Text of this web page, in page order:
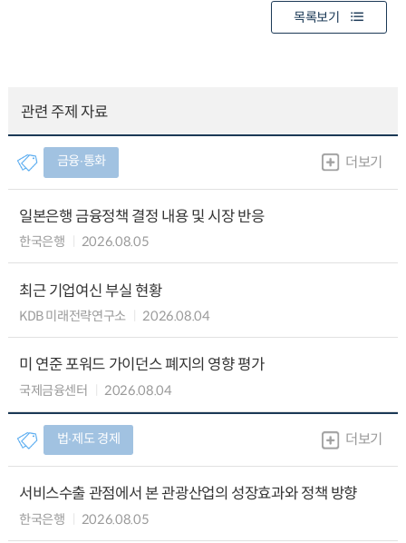
목록보기
관련 주제 자료
금융∙통화 더보기
일본은행 금융정책 결정 내용 및 시장 반응
한국은행 2026.08.05
최근 기업여신 부실 현황
KDB 미래전략연구소 2026.08.04
미 연준 포워드 가이던스 폐지의 영향 평가
국제금융센터 2026.08.04
법∙제도 경제 더보기
서비스수출 관점에서 본 관광산업의 성장효과와 정책 방향
한국은행 2026.08.05